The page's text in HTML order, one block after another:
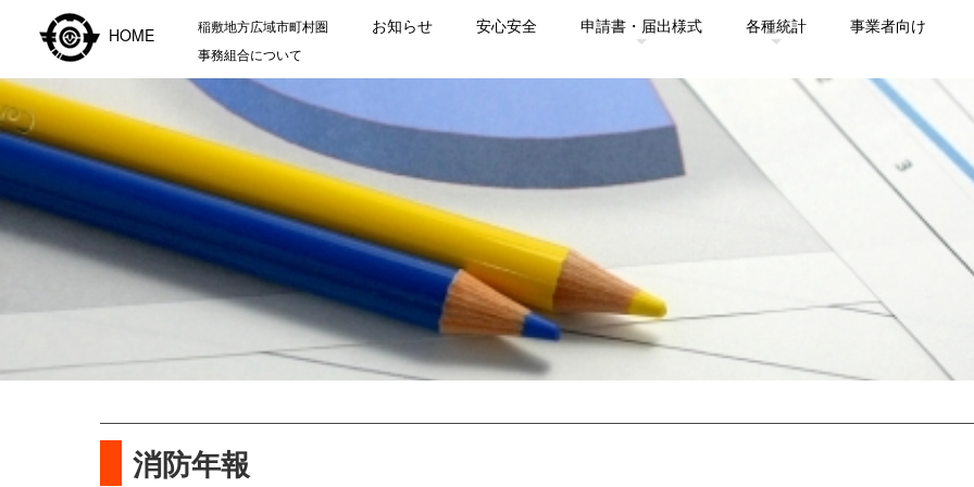
HOME
稲敷地方広域市町村圏
事務組合について
お知らせ 安心安全 申請書・届出様式 各種統計 事業者向け
消防年報